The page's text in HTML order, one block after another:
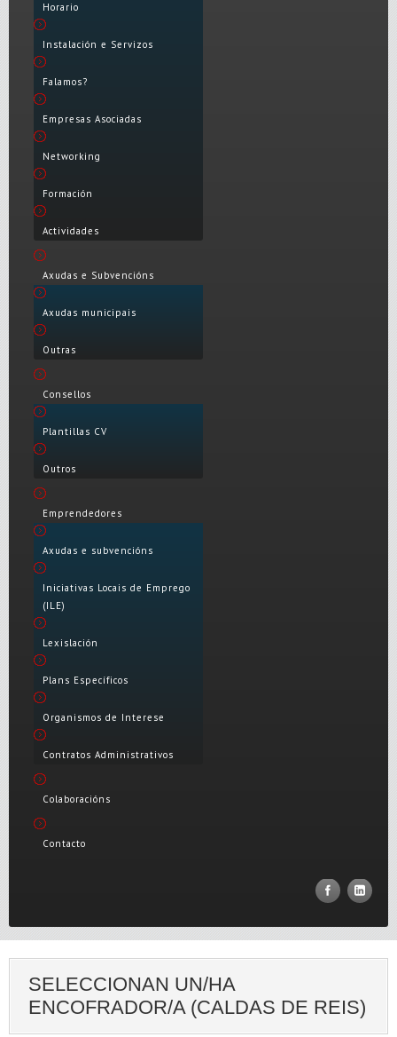
Horario
Instalación e Servizos
Falamos?
Empresas Asociadas
Networking
Formación
Actividades
Axudas e Subvencións
Axudas municipais
Outras
Consellos
Plantillas CV
Outros
Emprendedores
Axudas e subvencións
Iniciativas Locais de Emprego
(ILE)
Lexislación
Plans Específicos
Organismos de Interese
Contratos Administrativos
Colaboracións
Contacto
SELECCIONAN UN/HA
ENCOFRADOR/A (CALDAS DE REIS)